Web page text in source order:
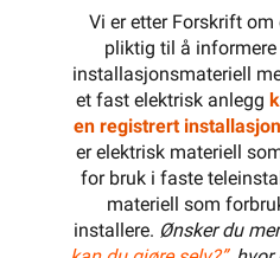
Vi er etter Forskrift
pliktig til å
installasjonsmateriell
et fast elektrisk anlegg
en registrert
er elektrisk materiell
for bruk i faste
materiell som
installere. Ønsker du